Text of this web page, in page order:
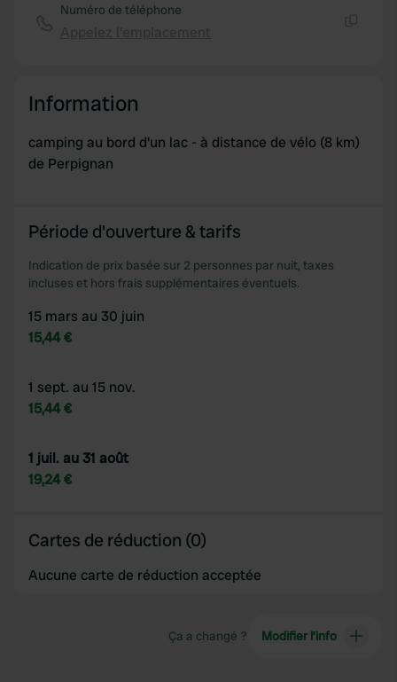
Numéro de téléphone
Information
camping au bord d'un lac - à distance de vélo (8 km)
de Perpignan
Période d'ouverture & tarifs
Indication de prix basée sur 2 personnes par nuit, taxes
incluses et hors frais supplémentaires éventuels.
15 mars au 30 juin
15,44 €
1 sept. au 15 nov.
15,44 €
1 juil. au 31 août
19,24 €
Cartes de réduction (0)
Aucune carte de réduction acceptée
Ça a changé ? Modifier l’info